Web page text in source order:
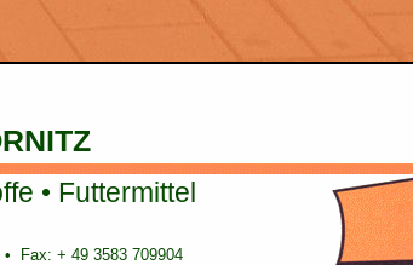
• Futtermittel
Fax: + 49 3583 709904